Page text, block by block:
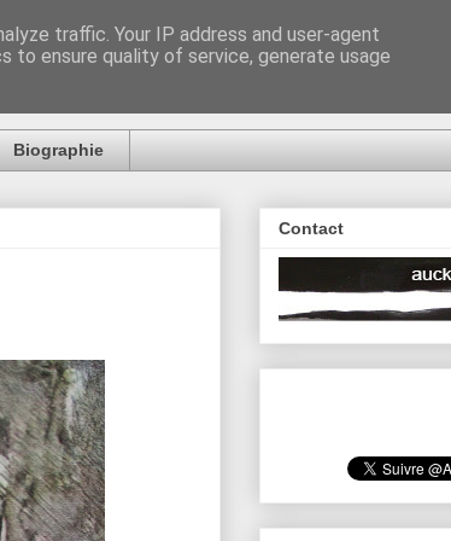
Biographie
Contact
traffic. Your IP address and user-agent
to ensure quality of service, generate usage